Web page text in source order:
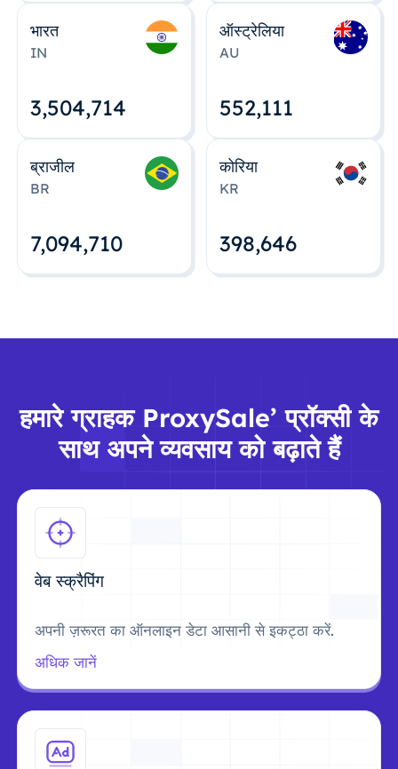
भारत
IN
3,504,715
ऑस्ट्रेलिया
AU
552,112
ब्राजील
BR
7,094,712
कोरिया
KR
398,648
हमारे ग्राहक ProxySale’ प्रॉक्सी के
साथ अपने व्यवसाय को बढ़ाते हैं
वेब स्क्रैपिंग
अपनी ज़रूरत का ऑनलाइन डेटा आसानी से इकट्ठा करें.
अधिक जानें